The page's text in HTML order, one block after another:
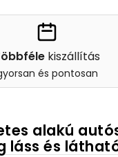
kiszállítás
és pontosan
alakú
láss és